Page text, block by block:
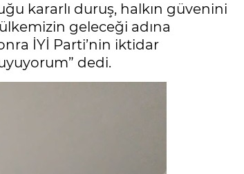
kararlı duruş, halkın güvenini
geleceği adına
İYİ Parti’nin iktidar
dedi.